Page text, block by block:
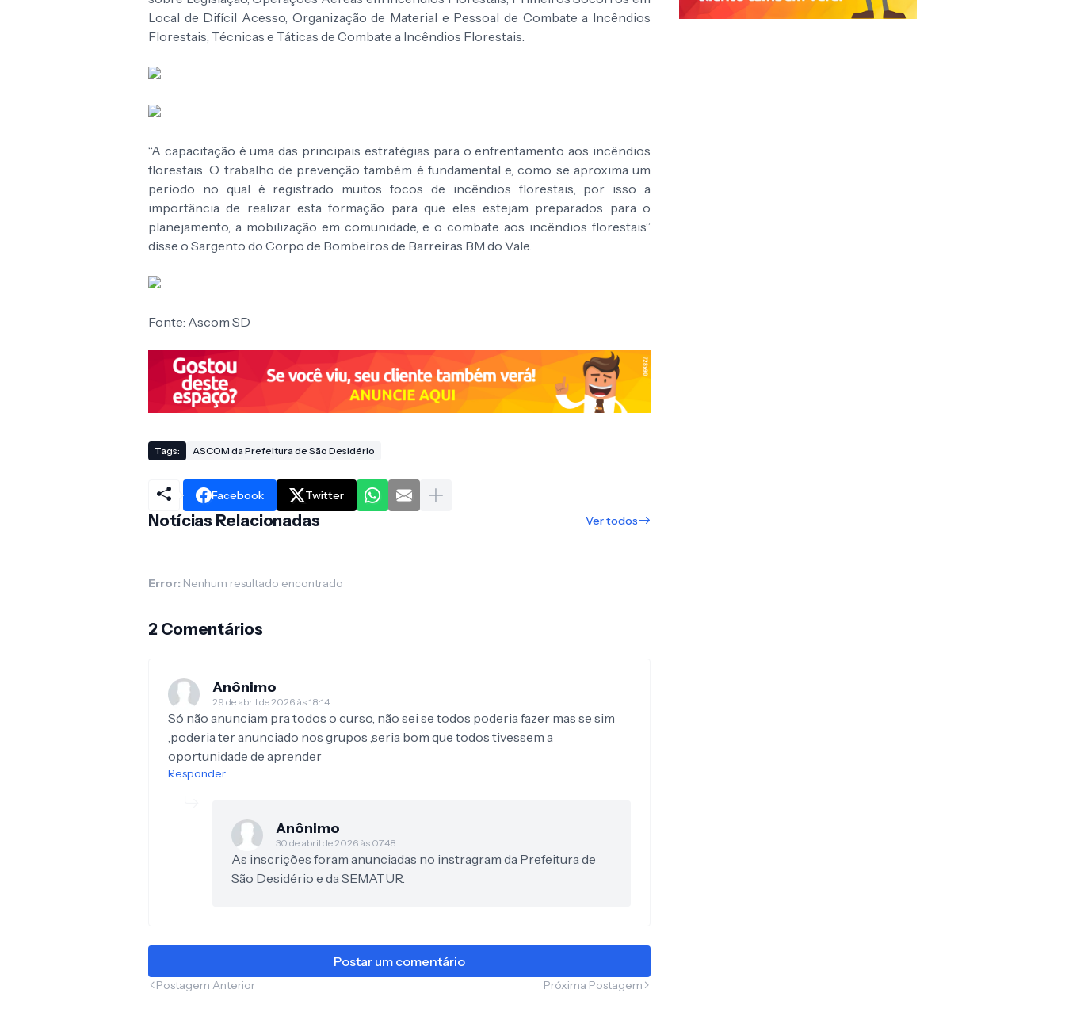
Local de Difícil Acesso, Organização de Material e Pessoal de Combate a Incêndios
Florestais, Técnicas e Táticas de Combate a Incêndios Florestais.
“A capacitação é uma das principais estratégias para o enfrentamento aos incêndios
florestais. O trabalho de prevenção também é fundamental e, como se aproxima um
período no qual é registrado muitos focos de incêndios florestais, por isso a
importância de realizar esta formação para que eles estejam preparados para o
planejamento, a mobilização em comunidade, e o combate aos incêndios florestais”
disse o Sargento do Corpo de Bombeiros de Barreiras BM do Vale.
Fonte: Ascom SD
Tags: ASCOM da Prefeitura de São Desidério
Facebook Twitter
Notícias Relacionadas Ver todos
Error: Nenhum resultado encontrado
2 Comentários
Anônimo
29 de abril de 2026 às 18:14
Só não anunciam pra todos o curso, não sei se todos poderia fazer mas se sim
,poderia ter anunciado nos grupos ,seria bom que todos tivessem a
oportunidade de aprender
Responder
Anônimo
30 de abril de 2026 às 07:48
As inscrições foram anunciadas no instragram da Prefeitura de
São Desidério e da SEMATUR.
Postar um comentário
Postagem Anterior Próxima Postagem